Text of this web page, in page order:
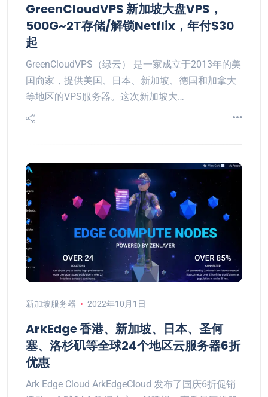
GreenCloudVPS 新加坡大盘VPS，
500G~2T存储/解锁Netflix，年付$30
起
GreenCloudVPS（绿云） 是一家成立于2013年的美
国商家，提供美国、日本、新加坡、德国和加拿大
等地区的VPS服务器。这次新加坡大…
新加坡服务器 2022年10月1日
ArkEdge 香港、新加坡、日本、圣何
塞、洛杉矶等全球24个地区云服务器6折
优惠
Ark Edge Cloud ArkEdgeCloud 发布了国庆6折促销